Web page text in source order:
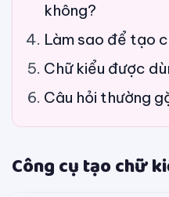
không?
Làm sao để tạo
Chữ kiểu được
Câu hỏi thường
Công cụ tạo chữ